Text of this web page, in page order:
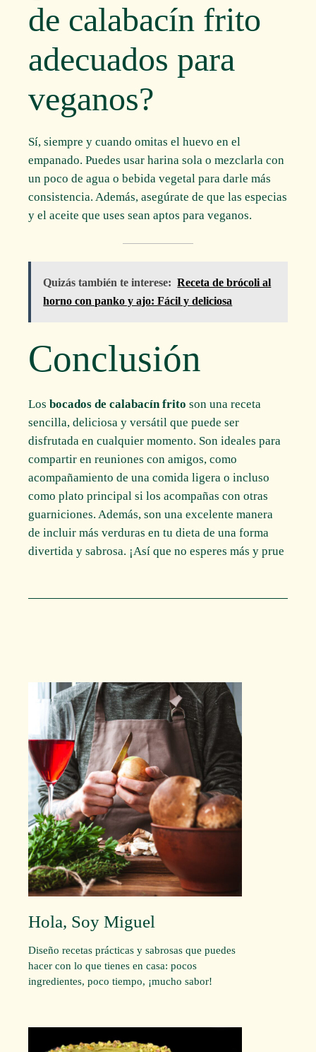
de calabacín frito
adecuados para
veganos?
Sí, siempre y cuando omitas el huevo en el
empanado. Puedes usar harina sola o mezclarla con
un poco de agua o bebida vegetal para darle más
consistencia. Además, asegúrate de que las especias
y el aceite que uses sean aptos para veganos.
Quizás también te interese: Receta de brócoli al
horno con panko y ajo: Fácil y deliciosa
Conclusión
Losbocados de calabacín frito son una receta
sencilla, deliciosa y versátil que puede ser
disfrutada en cualquier momento. Son ideales para
compartir en reuniones con amigos, como
acompañamiento de una comida ligera o incluso
como plato principal si los acompañas con otras
guarniciones. Además, son una excelente manera
de incluir más verduras en tu dieta de una forma
divertida y sabrosa. ¡Así que no esperes más y prue
Hola, Soy Miguel
Diseño recetas prácticas y sabrosas que puedes
hacer con lo que tienes en casa: pocos
ingredientes, poco tiempo, ¡mucho sabor!